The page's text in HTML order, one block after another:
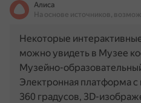
Алиса
На основе источников,
Некоторые
можно увидеть в Музее
Музейно-
Электронная платформа
360 градусов, 3D-